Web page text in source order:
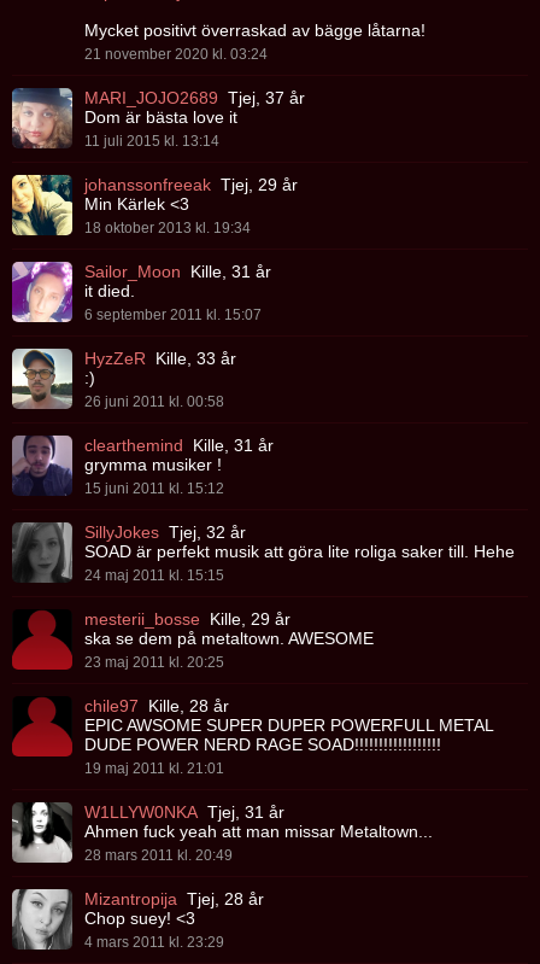
Mycket positivt överraskad av bägge låtarna!
21 november 2020 kl. 03:24
MARI_JOJO2689 Tjej, 37 år
Dom är bästa love it
11 juli 2015 kl. 13:14
johanssonfreeak Tjej, 29 år
Min Kärlek <3
18 oktober 2013 kl. 19:34
Sailor_Moon
Kille, 31 år
it died.
6 september 2011 kl. 15:07
HyzZeR
Kille, 33 år
:)
26 juni 2011 kl. 00:58
clearthemind
Kille, 31 år
grymma musiker !
15 juni 2011 kl. 15:12
SillyJokes Tjej, 32 år
SOAD är perfekt musik att göra lite roliga saker till. Hehe
24 maj 2011 kl. 15:15
mesterii_bosse Kille, 29 år
ska se dem på metaltown. AWESOME
23 maj 2011 kl. 20:25
chile97
Kille, 28 år
EPIC AWSOME SUPER DUPER POWERFULL METAL
DUDE POWER NERD RAGE SOAD!!!!!!!!!!!!!!!!!!
19 maj 2011 kl. 21:01
W1LLYW0NKA Tjej, 31 år
Ahmen fuck yeah att man missar Metaltown...
28 mars 2011 kl. 20:49
Mizantropija Tjej, 28 år
Chop suey! <3
4 mars 2011 kl. 23:29